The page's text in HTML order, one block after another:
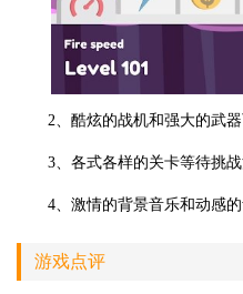
2、酷炫的战机和强大的武
3、各式各样的关卡等待挑
4、激情的背景音乐和动感
游戏点评